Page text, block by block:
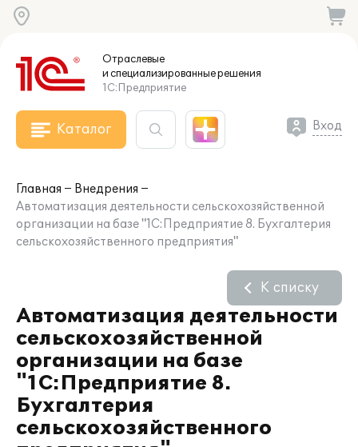
Отраслевые
и специализированныерешения
1С:Предприятие
Каталог Вход
Главная
Внедрения
Автоматизация деятельности сельскохозяйственной
организации на базе "1С:Предприятие 8. Бухгалтерия
сельскохозяйственного предприятия"
Автоматизация деятельности
сельскохозяйственной
организации на базе
"1С:Предприятие 8.
Бухгалтерия
сельскохозяйственного
К списку